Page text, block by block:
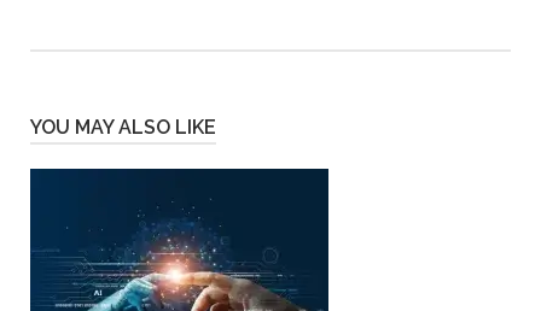
YOU MAY ALSO LIKE